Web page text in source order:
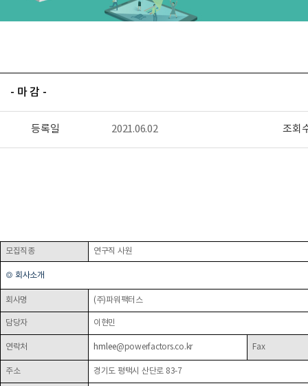
- 마 감 -
등록일 2021.06.02 조회
모집직종 연구직 사원
◎ 회사소개
회사명 (주)파워팩터스
담당자 이현민
연락처 hmlee@powerfactors.co.kr Fax
주소 경기도 평택시 산단로 83-7